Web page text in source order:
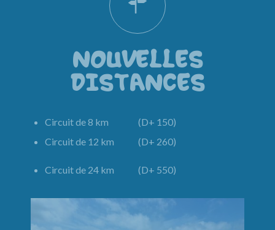
NOUVELLES
DISTANCES
Circuit de 8 km (D+ 150)
Circuit de 12 km (D+ 260)
Circuit de 24 km (D+ 550)